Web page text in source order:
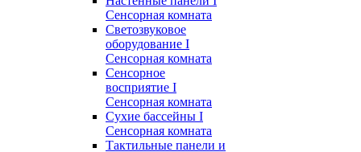
Сенсорная комната
Светозвуковое
оборудование I
Сенсорная комната
Сенсорное
восприятие I
Сенсорная комната
Сухие бассейны I
Сенсорная комната
Тактильные панели и